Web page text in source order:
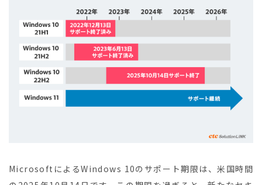
MicrosoftによるWindows 10のサポート期限は、米国時間